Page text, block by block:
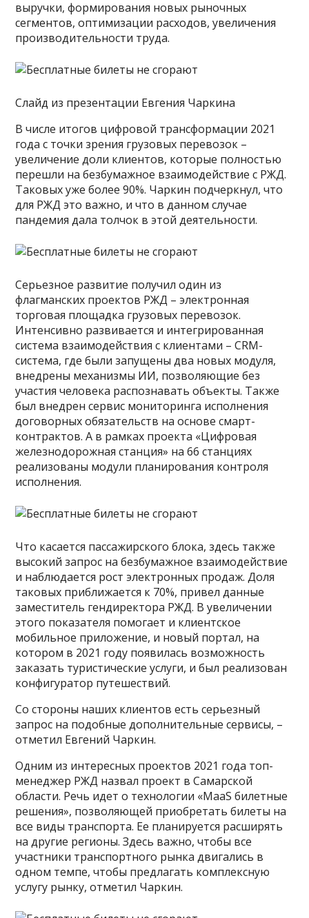
выручки, формирования новых рыночных
сегментов, оптимизации расходов, увеличения
производительности труда.
Слайд из презентации Евгения Чаркина
В числе итогов цифровой трансформации 2021
года с точки зрения грузовых перевозок –
увеличение доли клиентов, которые полностью
перешли на безбумажное взаимодействие с РЖД.
Таковых уже более 90%. Чаркин подчеркнул, что
для РЖД это важно, и что в данном случае
пандемия дала толчок в этой деятельности.
Серьезное развитие получил один из
флагманских проектов РЖД – электронная
торговая площадка грузовых перевозок.
Интенсивно развивается и интегрированная
система взаимодействия с клиентами – CRM-
система, где были запущены два новых модуля,
внедрены механизмы ИИ, позволяющие без
участия человека распознавать объекты. Также
был внедрен сервис мониторинга исполнения
договорных обязательств на основе смарт-
контрактов. А в рамках проекта «Цифровая
железнодорожная станция» на 66 станциях
реализованы модули планирования контроля
исполнения.
Что касается пассажирского блока, здесь также
высокий запрос на безбумажное взаимодействие
и наблюдается рост электронных продаж. Доля
таковых приближается к 70%, привел данные
заместитель гендиректора РЖД. В увеличении
этого показателя помогает и клиентское
мобильное приложение, и новый портал, на
котором в 2021 году появилась возможность
заказать туристические услуги, и был реализован
конфигуратор путешествий.
Со стороны наших клиентов есть серьезный
запрос на подобные дополнительные сервисы, –
отметил Евгений Чаркин.
Одним из интересных проектов 2021 года топ-
менеджер РЖД назвал проект в Самарской
области. Речь идет о технологии «MaaS билетные
решения», позволяющей приобретать билеты на
все виды транспорта. Ее планируется расширять
на другие регионы. Здесь важно, чтобы все
участники транспортного рынка двигались в
одном темпе, чтобы предлагать комплексную
услугу рынку, отметил Чаркин.